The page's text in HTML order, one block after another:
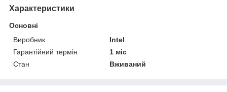
Характеристики
Основні
Виробник
Intel
Гарантійний термін
1 міс
Стан
Вживаний